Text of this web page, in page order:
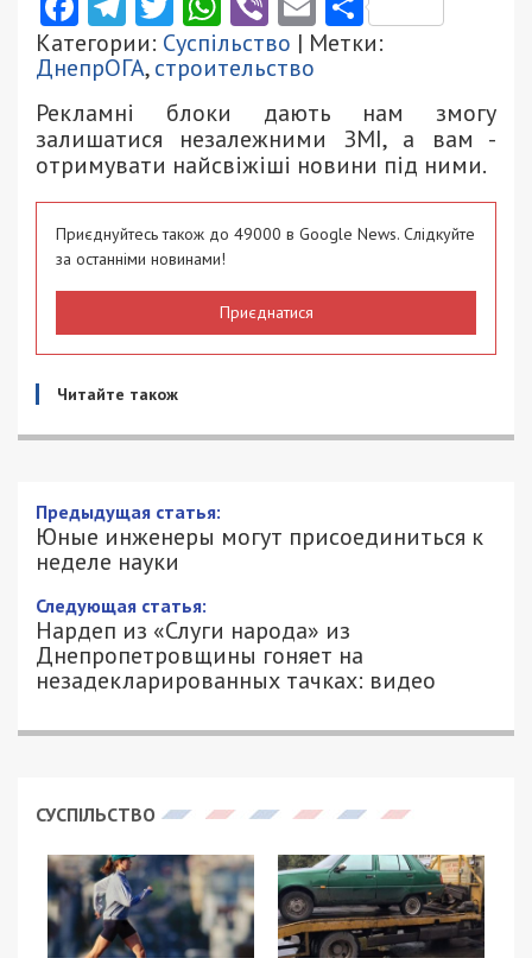
Категории: Суспільство | Метки:
ДнепрОГА,строительство
Рекламні блоки дають нам змогу
залишатися незалежними ЗМІ, а вам -
отримувати найсвіжіші новини під ними.
Приєднуйтесь також до 49000 в Google News. Слідкуйте
за останніми новинами!
Приєднатися
Читайте також
Предыдущая статья:
Юные инженеры могут присоединиться к
неделе науки
Следующая статья:
Нардеп из «Слуги народа» из
Днепропетровщины гоняет на
незадекларированных тачках: видео
СУСПІЛЬСТВО